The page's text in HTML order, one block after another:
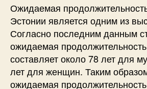
Ожидаемая
Эстонии является одним из
Согласно последним данным
ожидаемая
составляет около 78 лет для
лет для женщин. Таким
ожидаемая